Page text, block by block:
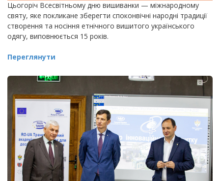
Цьогоріч Всесвітньому дню вишиванки — міжнародному
святу, яке покликане зберегти споконвічні народні традиції
створення та носіння етнічного вишитого українського
одягу, виповнюється 15 років.
Переглянути